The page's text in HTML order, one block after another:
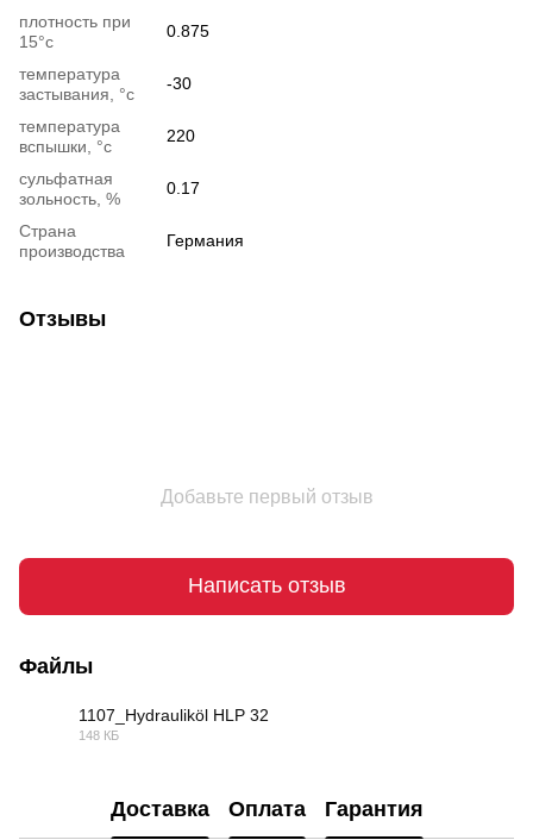
плотность при
15°c
0.875
температура
застывания, °c
-30
температура
вспышки, °c
220
сульфатная
зольность, %
0.17
Страна
производства
Германия
Отзывы
Добавьте первый отзыв
Написать отзыв
Файлы
1107_Hydrauliköl HLP 32
148 КБ
Доставка Оплата Гарантия